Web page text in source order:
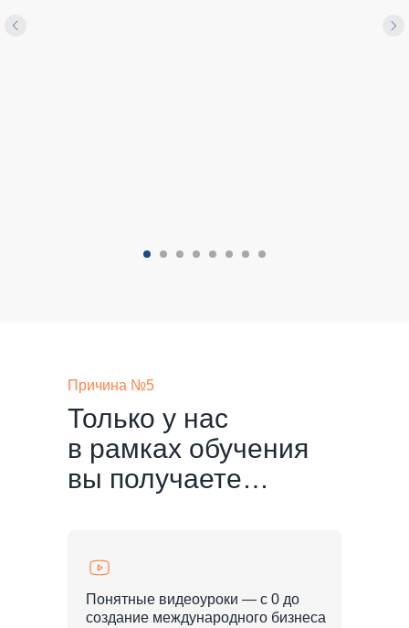
Только у нас
в рамках обучения
вы получаете…
Понятные видеоуроки — с 0 до
создание международного бизнеса
Причина №5